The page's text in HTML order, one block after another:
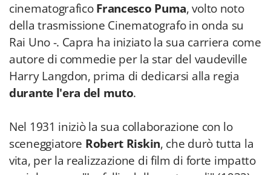
cinematograficoFrancesco Puma, volto noto
della trasmissione Cinematografo in onda su
Rai Uno -. Capra ha iniziato la sua carriera come
autore di commedie per la star del vaudeville
Harry Langdon, prima di dedicarsi alla regia
durante l'era del muto.
Nel 1931 iniziò la sua collaborazione con lo
sceneggiatore Robert Riskin, che durò tutta la
vita, per la realizzazione di film di forte impatto